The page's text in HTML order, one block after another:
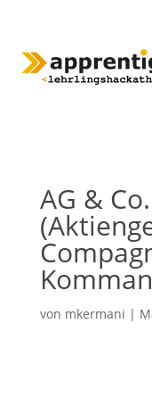
AG &
von mkermani |